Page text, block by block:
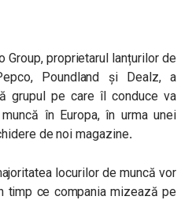
Group, proprietarul lanțurilor de
Poundland și Dealz, a
grupul pe care îl conduce va
în Europa, în urma unei
de noi magazine.
locurilor de muncă vor
timp ce compania mizează pe